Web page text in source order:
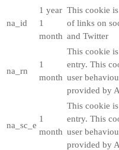
na_id
1 year
1
month
This cookie
of links on
and Twitter
na_rn
1
month
This cookie
entry. This
user
provided by
na_sc_e
1
month
This cookie
entry. This
user
provided by